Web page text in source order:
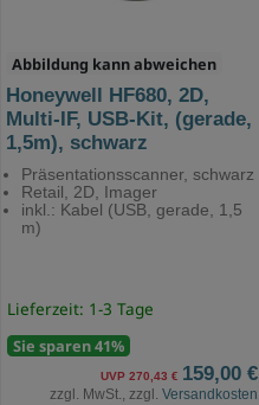
Abbildung kann abweichen
Honeywell HF680, 2D,
Multi-IF, USB-Kit, (gerade,
1,5m), schwarz
Präsentationsscanner, schwarz
Retail, 2D, Imager
inkl.: Kabel (USB, gerade, 1,5
m)
Lieferzeit: 1-3 Tage
Sie sparen 41%
UVP 270,43 € 159,00 €
zzgl. MwSt., zzgl. Versandkosten